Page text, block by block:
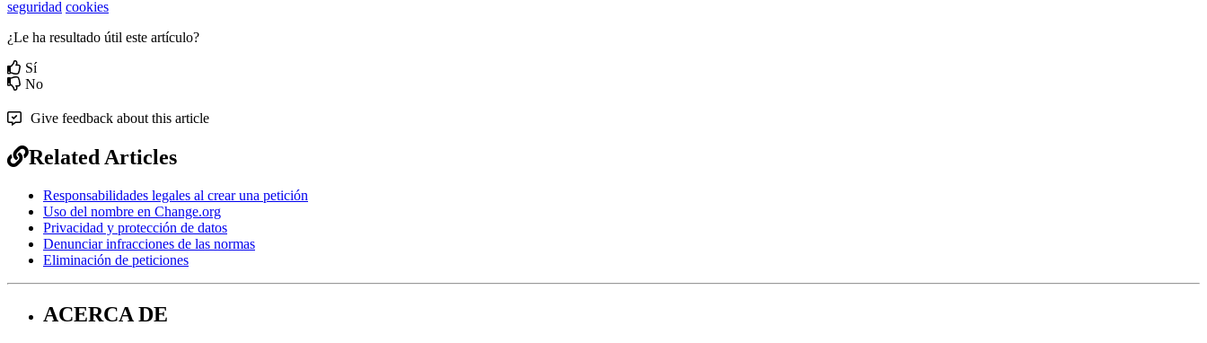
seguridad cookies
¿Le ha resultado útil este artículo?
Sí
No
Give feedback about this article
Related Articles
Responsabilidades legales al crear una petición
Uso del nombre en Change.org
Privacidad y protección de datos
Denunciar infracciones de las normas
Eliminación de peticiones
ACERCA DE